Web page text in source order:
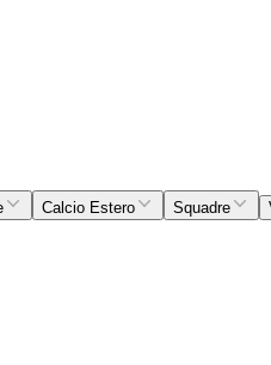
Calcio Estero Squadre